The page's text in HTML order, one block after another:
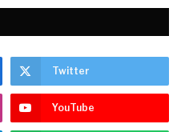
Twitter
YouTube